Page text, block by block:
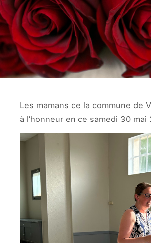
Les mamans de la commune de
à l’honneur en ce samedi 30 mai